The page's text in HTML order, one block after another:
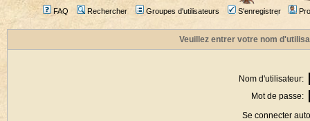
FAQ Rechercher Groupes d'utilisateurs S'enregistrer
Veuillez entrer votre nom
Nom d'utilisateur:
Mot de passe:
Se connecter